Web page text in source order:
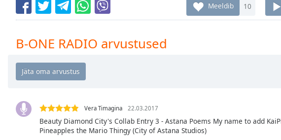
Remaining
Time-
Playback
Rate
Chapters
Meeldib 10
B-ONE RADIO arvustused
Vera Timagina 22.03.2017
Beauty Diamond City's Collab Entry 3 - Astana Poems My name to add
Pineapples the Mario Thingy (City of Astana Studios)